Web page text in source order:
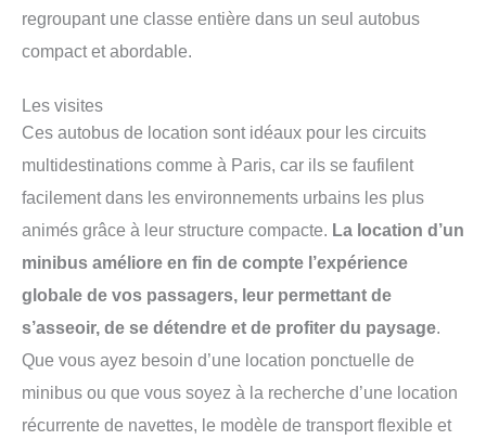
regroupant une classe entière dans un seul autobus
compact et abordable.
Les visites
Ces autobus de location sont idéaux pour les circuits
multidestinations comme à Paris, car ils se faufilent
facilement dans les environnements urbains les plus
animés grâce à leur structure compacte. La location d’un
minibus améliore en fin de compte l’expérience
globale de vos passagers, leur permettant de
s’asseoir, de se détendre et de profiter du paysage.
Que vous ayez besoin d’une location ponctuelle de
minibus ou que vous soyez à la recherche d’une location
récurrente de navettes, le modèle de transport flexible et